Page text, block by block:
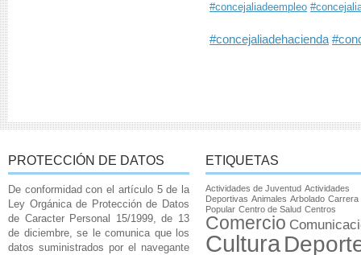
#concejaliadeempleo
#concejaliadehacienda
PROTECCIÓN DE DATOS
De conformidad con el artículo 5 de la
Ley Orgánica de Protección de Datos
de Caracter Personal 15/1999, de 13
de diciembre, se le comunica que los
datos suministrados por el navegante
ETIQUETAS
Actividades de Juventud Actividades
Deportivas Animales Arbolado Carrera
Popular Centro de Salud Centros
Comercio
Cultura